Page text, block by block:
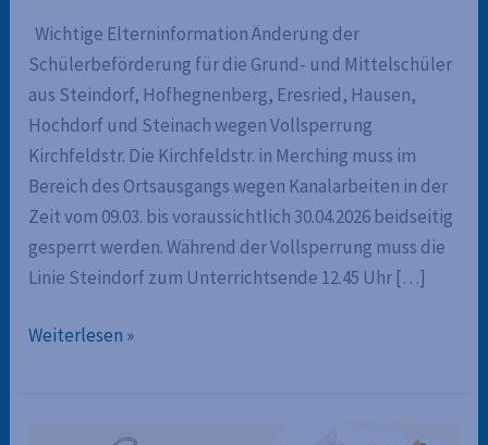
Wichtige Elterninformation Änderung der
Schülerbeförderung für die Grund- und Mittelschüler
aus Steindorf, Hofhegnenberg, Eresried, Hausen,
Hochdorf und Steinach wegen Vollsperrung
Kirchfeldstr. Die Kirchfeldstr. in Merching muss im
Bereich des Ortsausgangs wegen Kanalarbeiten in der
Zeit vom 09.03. bis voraussichtlich 30.04.2026 beidseitig
gesperrt werden. Während der Vollsperrung muss die
Linie Steindorf zum Unterrichtsende 12.45 Uhr […]
Busfahrplan
Weiterlesen »